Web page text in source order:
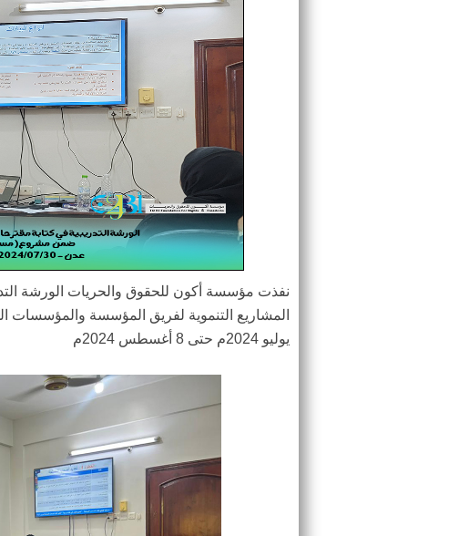
نفذت مؤسسة أكون للحقوق والحريات الورشة
يوليو 2024م حتى 8 أغسطس 2024م